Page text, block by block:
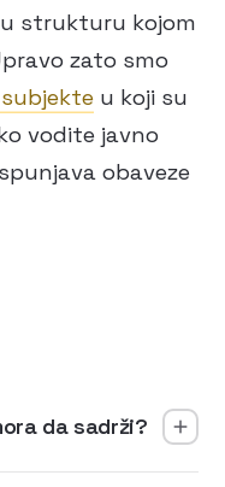
strukturu kojom
zato smo
u koji su
vodite javno
obaveze
da sadrži?